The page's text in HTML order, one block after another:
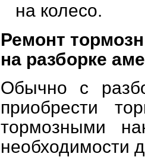
на колесо.
Ремонт
на разборке
Обычно с
приобрести
тормозными
необходимости